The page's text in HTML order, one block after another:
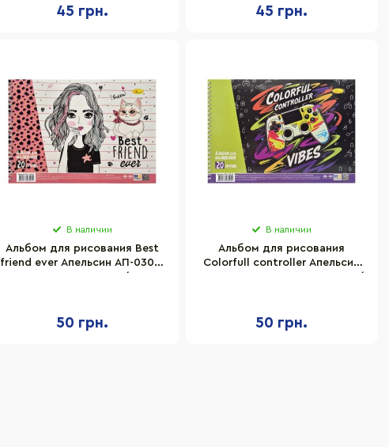
45 грн. 45 грн.
В наличии
Альбом для рисования Best
friend ever Апельсин АП-0308-
50 грн.
В наличии
Альбом для рисования
Colorfull controller Апельсин
50 грн.